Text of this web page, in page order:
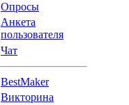
Опросы
Анкета
пользователя
Чат
BestMaker
Викторина